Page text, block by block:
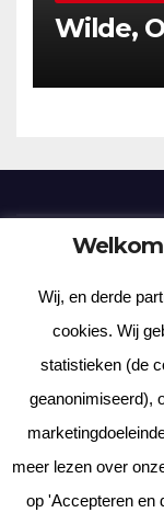
Wilde,
Korte
Met trots
Wij, en derde
cookies. Wij
statistieken (de
geanonimiseerd),
meer lezen over
op 'Accepteren en